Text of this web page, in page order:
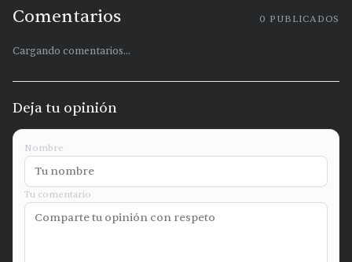
Comentarios 0 PUBLICADOS
Cargando comentarios...
Deja tu opinión
Nombre
Tu comentario